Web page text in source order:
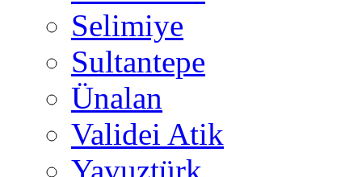
Selimiye
Sultantepe
Ünalan
Validei Atik
Yavuztürk